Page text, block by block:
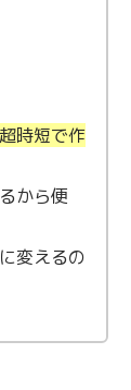
時短で作
から便
変えるの